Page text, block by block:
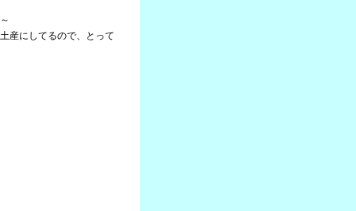
産にしてるので、とって